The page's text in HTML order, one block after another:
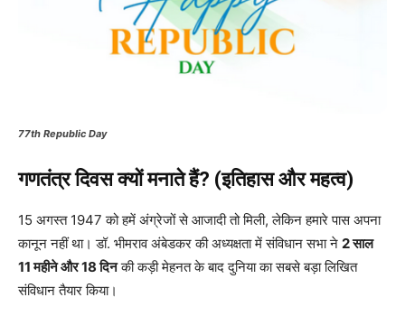
77th Republic Day
गणतंत्र दिवस क्यों मनाते हैं? (इतिहास और महत्व)
15 अगस्त 1947 को हमें अंग्रेजों से आजादी तो मिली, लेकिन हमारे पास अपना
कानून नहीं था। डॉ. भीमराव अंबेडकर की अध्यक्षता में संविधान सभा ने 2 साल
11 महीने और 18 दिनकी कड़ी मेहनत के बाद दुनिया का सबसे बड़ा लिखित
संविधान तैयार किया।